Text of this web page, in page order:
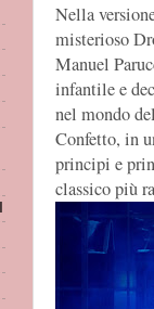
Nella
misterioso
Manuel
infantile e
nel mondo
Confetto, in
principi e
classico più